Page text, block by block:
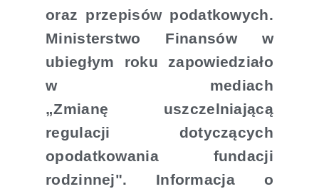
oraz przepisów podatkowych.
Ministerstwo Finansów w
ubiegłym roku zapowiedziało
w mediach
„Zmianę uszczelniającą
regulacji dotyczących
opodatkowania fundacji
rodzinnej". Informacja o